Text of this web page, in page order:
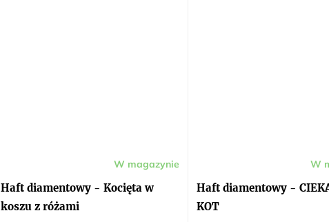
Haft diamentowy - Kocięta w
koszu z różami
W magazynie
Haft diamentowy -
KOT
W